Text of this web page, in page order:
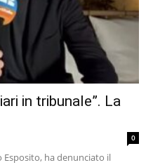
in tribunale”. La
0
ha denunciato il